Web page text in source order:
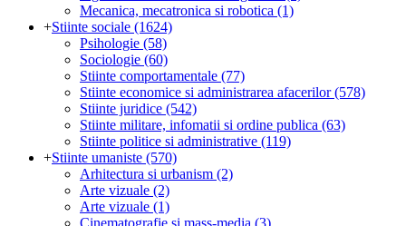
Mecanica, mecatronica si robotica (1)
+Stiinte sociale (1624)
Psihologie (58)
Sociologie (60)
Stiinte comportamentale (77)
Stiinte economice si administrarea afacerilor(578)
Stiinte juridice (542)
Stiinte militare, infomatii si ordine publica (63)
Stiinte politice si administrative (119)
+Stiinte umaniste (570)
Arhitectura si urbanism (2)
Arte vizuale (2)
Arte vizuale (1)
Cinematografie si mass-media (3)